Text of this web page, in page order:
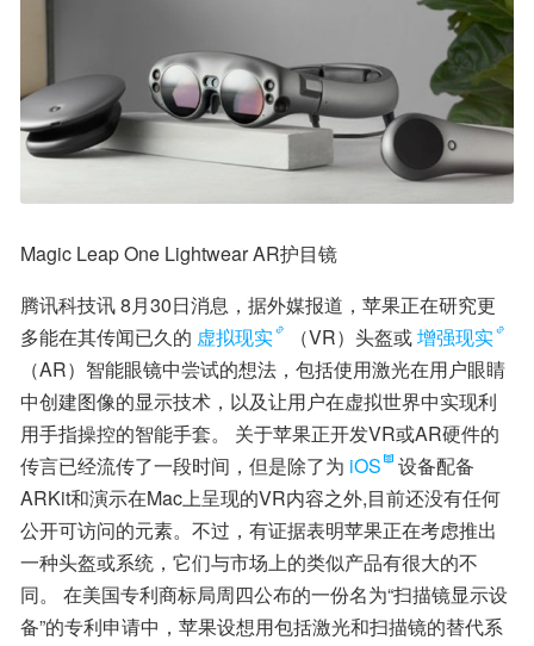
Magic Leap One Lightwear AR护目镜
腾讯科技讯 8月30日消息，据外媒报道，苹果正在研究更
多能在其传闻已久的 虚拟现实 （VR）头盔或增强现实
（AR）智能眼镜中尝试的想法，包括使用激光在用户眼睛
中创建图像的显示技术，以及让用户在虚拟世界中实现利
用手指操控的智能手套。 关于苹果正开发VR或AR硬件的
传言已经流传了一段时间，但是除了为 iOS
设备配备
ARKit和演示在Mac上呈现的VR内容之外,目前还没有任何
公开可访问的元素。不过，有证据表明苹果正在考虑推出
一种头盔或系统，它们与市场上的类似产品有很大的不
同。 在美国专利商标局周四公布的一份名为“扫描镜显示设
备”的专利申请中，苹果设想用包括激光和扫描镜的替代系